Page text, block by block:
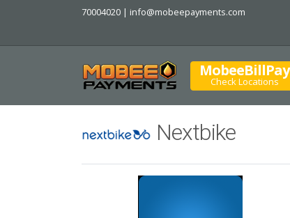
70004020 | info@mobeepayments.com
MobeeBillPay
Check Locations
Nextbike